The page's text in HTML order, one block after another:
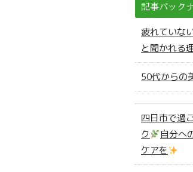
記事バック
疲れていな
と聞かれる
50代からの
四日市で過
ク
自分へ
ケアを